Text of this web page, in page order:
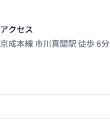
アクセス
京成本線 市川真間駅 徒歩 6分